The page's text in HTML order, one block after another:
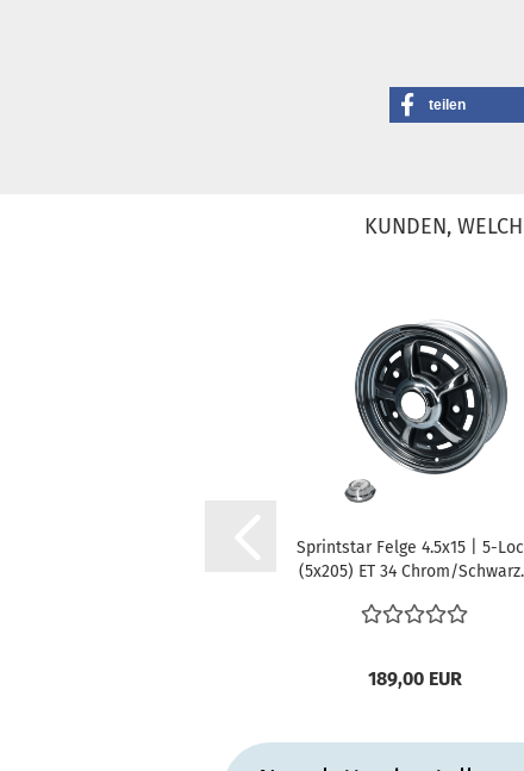
teilen
KUNDEN,
Sprintstar Felge 4.5x15 | 5-
(5x205) ET 34 Chrom/
189,00 EUR